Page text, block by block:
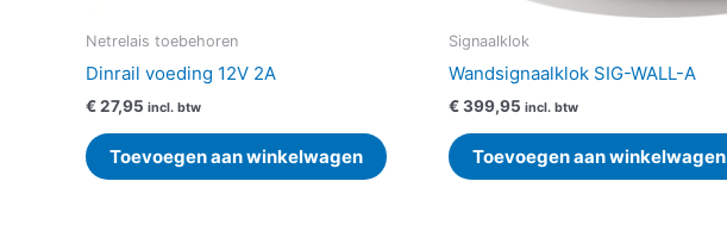
Netrelais toebehoren
Dinrail voeding 12V 2A
€27,95 incl. btw
Toevoegen aan winkelwagen
Signaalklok
Wandsignaalklok SIG-WALL-A
€399,95 incl. btw
Toevoegen aan winkelwagen